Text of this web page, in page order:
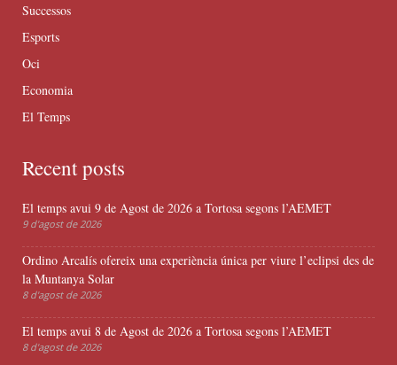
Successos
Esports
Oci
Economia
El Temps
Recent posts
El temps avui 9 de Agost de 2026 a Tortosa segons l’AEMET
9 d'agost de 2026
Ordino Arcalís ofereix una experiència única per viure l’eclipsi des de
la Muntanya Solar
8 d'agost de 2026
El temps avui 8 de Agost de 2026 a Tortosa segons l’AEMET
8 d'agost de 2026